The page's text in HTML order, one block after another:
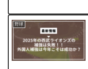
野球